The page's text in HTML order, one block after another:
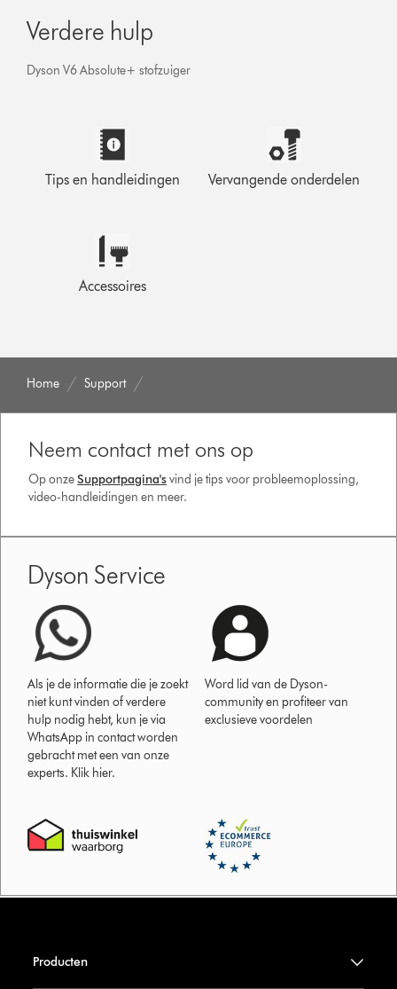
Verdere hulp
Dyson V6 Absolute+ stofzuiger
Tips en handleidingen Vervangende onderdelen
Accessoires
Home Support
Neem contact met ons op
Op onzeSupportpagina'svind je tips voor probleemoplossing,
video-handleidingen en meer.
Dyson Service
Als je de informatie die je zoekt
niet kunt vinden of verdere
hulp nodig hebt, kun je via
WhatsApp in contact worden
gebracht met een van onze
experts. Klik hier.
Word lid van de Dyson-
community en profiteer van
exclusieve voordelen
Producten